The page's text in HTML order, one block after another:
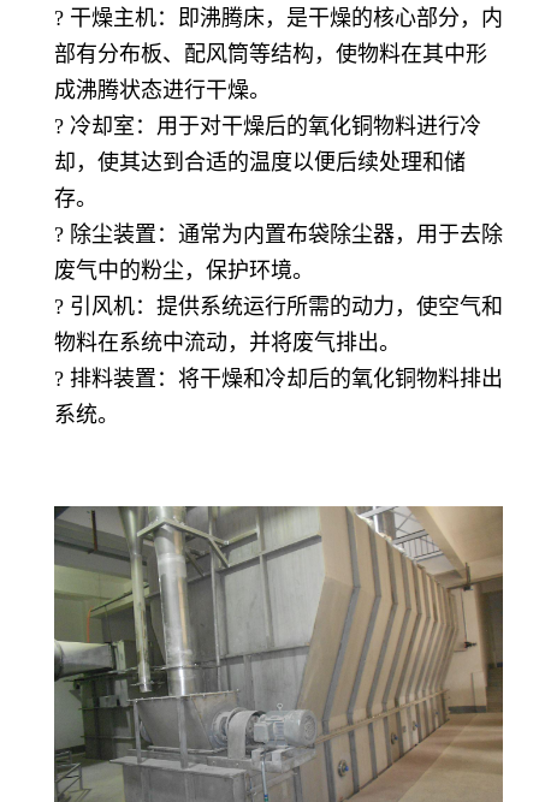
? 干燥主机：即沸腾床，是干燥的核心部分，内
部有分布板、配风筒等结构，使物料在其中形
成沸腾状态进行干燥。
? 冷却室：用于对干燥后的氧化铜物料进行冷
却，使其达到合适的温度以便后续处理和储
存。
? 除尘装置：通常为内置布袋除尘器，用于去除
废气中的粉尘，保护环境。
? 引风机：提供系统运行所需的动力，使空气和
物料在系统中流动，并将废气排出。
? 排料装置：将干燥和冷却后的氧化铜物料排出
系统。